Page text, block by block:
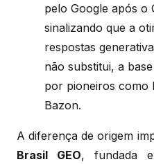
pelo Google após o
sinalizando que a
respostas
não substitui, a
por pioneiros como
Bazon.
A diferença de origem
Brasil GEO, fundada